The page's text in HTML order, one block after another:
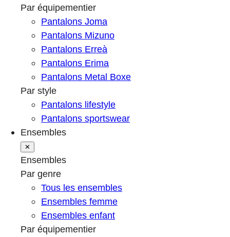
Par équipementier
Pantalons Joma
Pantalons Mizuno
Pantalons Erreà
Pantalons Erima
Pantalons Metal Boxe
Par style
Pantalons lifestyle
Pantalons sportswear
Ensembles
✕
Ensembles
Par genre
Tous les ensembles
Ensembles femme
Ensembles enfant
Par équipementier